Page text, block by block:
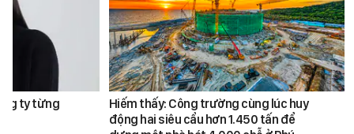
ty từng
Hiếm thấy: Công trường cùng lúc huy
động hai siêu cẩu hơn 1.450 tấn để